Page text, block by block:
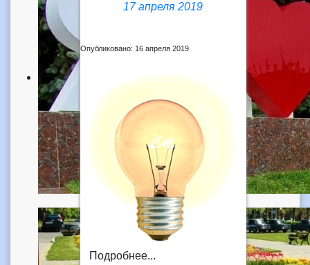
17 апреля 2019
Опубликовано: 16 апреля 2019
Подробнее...